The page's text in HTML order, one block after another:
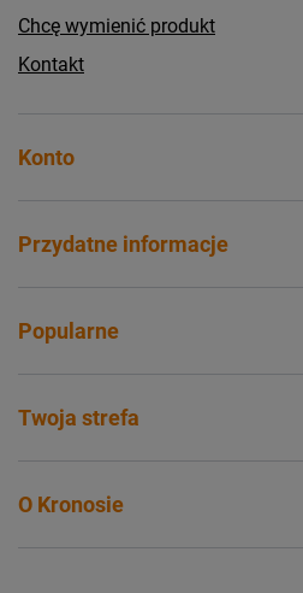
Chcę wymienić produkt
Kontakt
Konto
Przydatne informacje
Popularne
Twoja strefa
O Kronosie